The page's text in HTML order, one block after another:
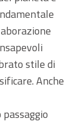
stile di
Anche